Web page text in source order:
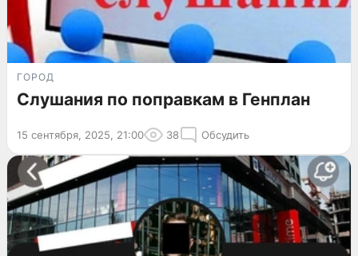
ГОРОД
Слушания по поправкам в Генплан
15 сентября, 2025, 21:00 38 Обсудить